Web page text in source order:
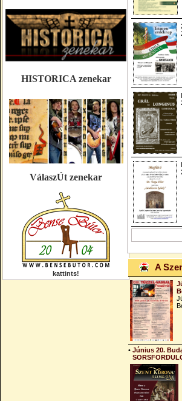
HISTORICA zenekar
VálaszÚt zenekar
kattints!
A
• Június 20.